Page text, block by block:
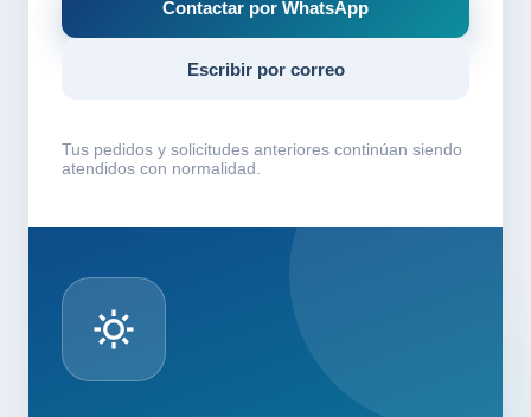
Contactar por WhatsApp
Escribir por correo
Tus pedidos y solicitudes anteriores continúan siendo
atendidos con normalidad.